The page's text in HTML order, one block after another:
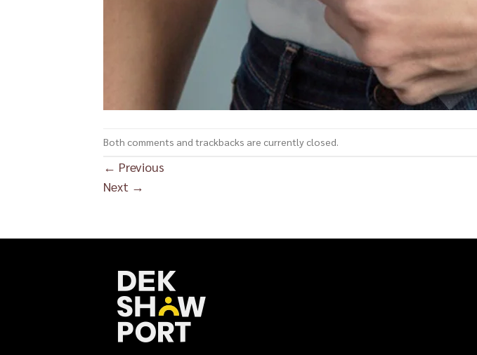
Both comments and trackbacks are currently closed.
← Previous
Next →